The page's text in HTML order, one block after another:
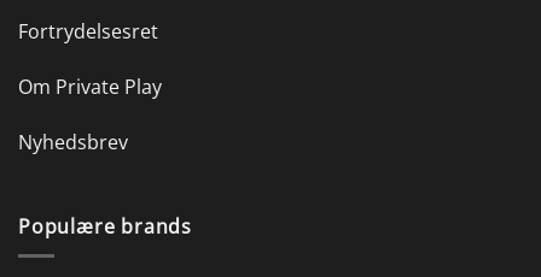
Fortrydelsesret
Om Private Play
Nyhedsbrev
Populære brands